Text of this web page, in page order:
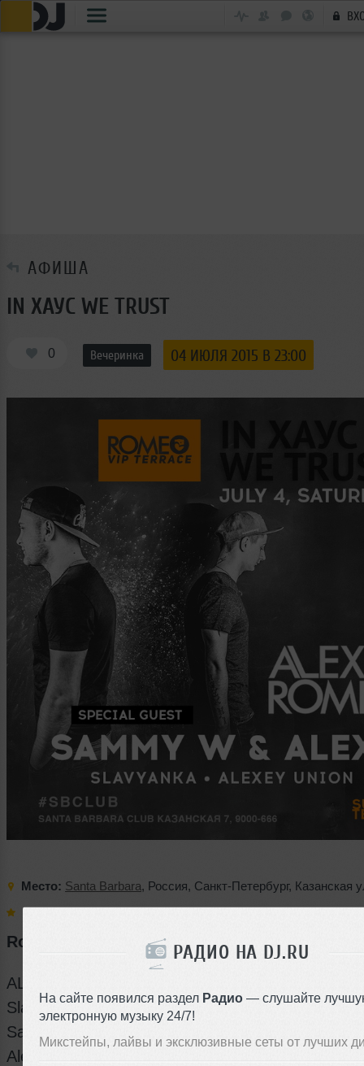
РАДИО НА DJ.RU
На сайте появился раздел Радио — слушайте
электронную музыку 24/7!
Микстейпы, лайвы и эксклюзивные сеты от лучших
АФИША
IN ХАУС WE TRUST
0 Вечеринка 04 ИЮЛЯ 2015 В 23:00
Место: Santa Barbara, Россия, Санкт-Петербург, Казанская
Выступают:ALEXEY ROMEO, Slavyanka,Alexey Union,
Romeo VIP TERRACE / IN ХАУС WE TRUST
ALEXEY ROMEO
Slavyanka
Sammy W & Alex E
Alexey Union